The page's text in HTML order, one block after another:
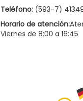
Teléfono: (593-7)
Horario de atención:
Viernes de 8:00 a 16:45